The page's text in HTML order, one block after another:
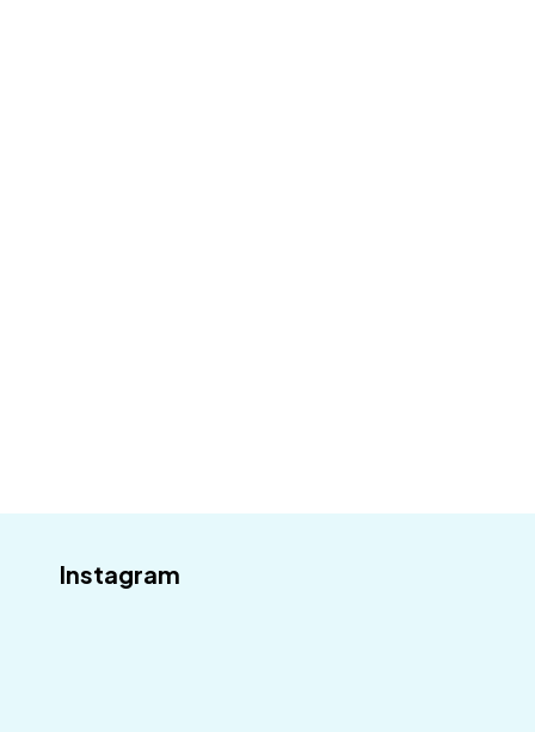
Instagram